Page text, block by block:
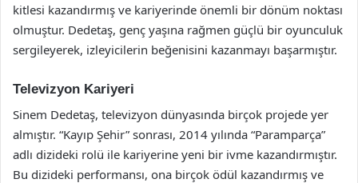
kitlesi kazandırmış ve kariyerinde önemli bir dönüm noktası
olmuştur. Dedetaş, genç yaşına rağmen güçlü bir oyunculuk
sergileyerek, izleyicilerin beğenisini kazanmayı başarmıştır.
Televizyon Kariyeri
Sinem Dedetaş, televizyon dünyasında birçok projede yer
almıştır. “Kayıp Şehir” sonrası, 2014 yılında “Paramparça”
adlı dizideki rolü ile kariyerine yeni bir ivme kazandırmıştır.
Bu dizideki performansı, ona birçok ödül kazandırmış ve